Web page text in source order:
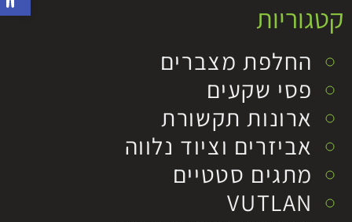
קטגוריות
החלפת מצברים
פסי שקעים
ארונות תקשורת
אביזרים וציוד נלווה
מתגים סטטיים
VUTLAN